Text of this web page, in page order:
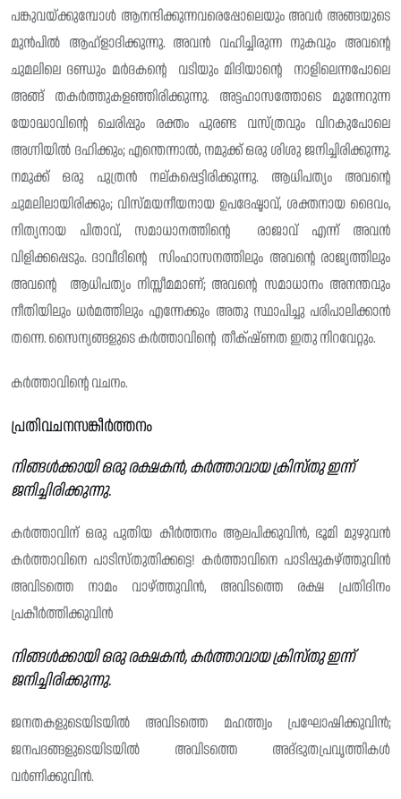
പങ്കുവയ്ക്കുമ്പോൾ ആനന്ദിക്കുന്നവരെപ്പോലെയും അവർ അങ്ങയുടെ
മുൻപിൽ ആഹ്ളാദിക്കുന്നു. അവൻ വഹിച്ചിരുന്ന നുകവും അവന്റെ
ചുമലിലെ ദണ്ഡും മർദകന്റെ വടിയും മിദിയാന്റെ നാളിലെന്നപോലെ
അങ്ങ് തകർത്തുകളഞ്ഞിരിക്കുന്നു. അട്ടഹാസത്തോടെ മുന്നേറുന്ന
യോദ്ധാവിന്റെ ചെരിപ്പും രക്തം പുരണ്ട വസ്ത്രവും വിറകുപോലെ
അഗ്നിയിൽ ദഹിക്കും; എന്തെന്നാൽ, നമുക്ക് ഒരു ശിശു ജനിച്ചിരിക്കുന്നു.
നമുക്ക് ഒരു പുത്രൻ നല്കപ്പെട്ടിരിക്കുന്നു. ആധിപത്യം അവന്റെ
ചുമലിലായിരിക്കും; വിസ്മയനീയനായ ഉപദേഷ്ടാവ്, ശക്തനായ ദൈവം,
നിത്യനായ പിതാവ്, സമാധാനത്തിന്റെ രാജാവ് എന്ന് അവൻ
വിളിക്കപ്പെടും. ദാവീദിന്റെ സിംഹാസനത്തിലും അവന്റെ രാജ്യത്തിലും
അവന്റെ ആധിപത്യം നിസ്സീമമാണ്; അവന്റെ സമാധാനം അനന്തവും
നീതിയിലും ധർമത്തിലും എന്നേക്കും അതു സ്ഥാപിച്ചു പരിപാലിക്കാൻ
തന്നെ. സൈന്യങ്ങളുടെ കർത്താവിന്റെ തീക്‌ഷ്‌ണത ഇതു നിറവേറ്റും.
കർത്താവിന്റെ വചനം.
പ്രതിവചനസങ്കീർത്തനം
നിങ്ങൾക്കായി ഒരു രക്ഷകൻ, കർത്താവായ ക്രിസ്തു ഇന്ന്
ജനിച്ചിരിക്കുന്നു.
കർത്താവിന് ഒരു പുതിയ കീർത്തനം ആലപിക്കുവിൻ, ഭൂമി മുഴുവൻ
കർത്താവിനെ പാടിസ്തുതിക്കട്ടെ! കർത്താവിനെ പാടിപ്പുകഴ്ത്തുവിൻ
അവിടത്തെ നാമം വാഴ്ത്തുവിൻ, അവിടത്തെ രക്ഷ പ്രതിദിനം
പ്രകീർത്തിക്കുവിൻ
നിങ്ങൾക്കായി ഒരു രക്ഷകൻ, കർത്താവായ ക്രിസ്തു ഇന്ന്
ജനിച്ചിരിക്കുന്നു.
ജനതകളുടെയിടയിൽ അവിടത്തെ മഹത്ത്വം പ്രഘോഷിക്കുവിൻ;
ജനപദങ്ങളുടെയിടയിൽ അവിടത്തെ അദ്ഭുതപ്രവൃത്തികൾ
വർണിക്കുവിൻ.